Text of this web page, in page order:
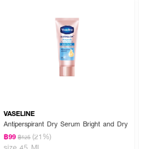
VASELINE
Antiperspirant Dry Serum Bright and Dry
฿99 ฿125 (21%)
size 45 ML